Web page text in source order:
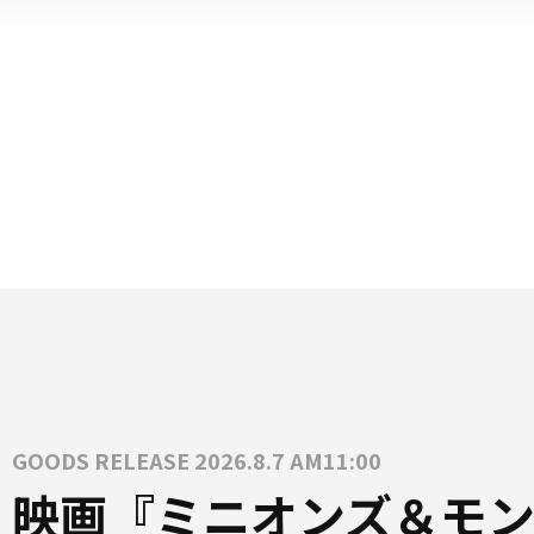
GOODS RELEASE 2026.8.7 AM11:00
映画『ミニオンズ＆モン